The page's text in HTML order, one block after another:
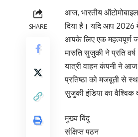
SHARE
आज, भारतीय
दिया है। यदि आप
आपके लिए एक महत्वपूर्ण
मारुति सुजुकी ने प्रति
यात्री वाहन कंपनी ने
प्रतिष्ठा को मजबूती से
सुजुकी इंडिया का वैश्विक
मुख्य बिंदु
संक्षिप्त पठन